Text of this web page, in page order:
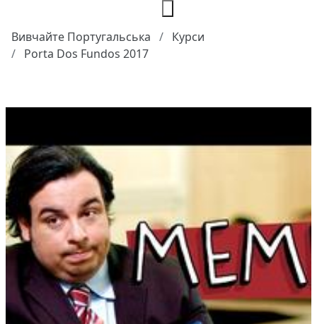
Вивчайте Португальська
Курси
Porta Dos Fundos 2017